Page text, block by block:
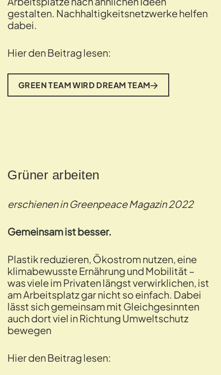
gestalten. Nachhal­tigkeitsnetzwerke helfen
dabei.
Hier den Beitrag lesen:
GREEN TEAM WIRD DREAM TEAM
Grüner arbeiten
erschienen in Greenpeace Magazin 2022
Gemeinsam ist besser.
Plastik reduzieren, Ökostrom nutzen, eine
klimabewusste Ernährung und Mobilität –
was viele im Privaten längst verwirklichen, ist
am Arbeitsplatz gar nicht so einfach. Dabei
lässt sich gemeinsam mit Gleichgesinnten
auch dort viel in Richtung Umweltschutz
bewegen
Hier den Beitrag lesen: